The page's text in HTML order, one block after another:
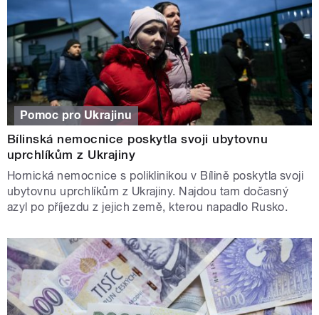
Pomoc pro Ukrajinu
Bílinská nemocnice poskytla svoji ubytovnu
uprchlíkům z Ukrajiny
Hornická nemocnice s poliklinikou v Bílině poskytla svoji
ubytovnu uprchlíkům z Ukrajiny. Najdou tam dočasný
azyl po příjezdu z jejich země, kterou napadlo Rusko.